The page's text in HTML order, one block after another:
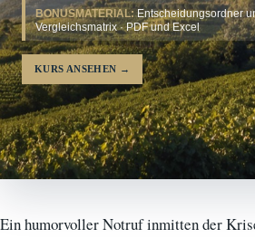
BONUSMATERIAL:Entscheidungsordner
Vergleichsmatrix · PDF und Excel
KURS ANSEHEN →
Ein humorvoller Notruf inmitten der